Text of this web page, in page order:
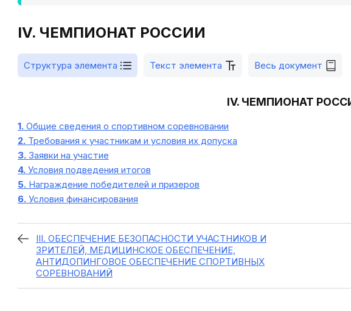
IV. ЧЕМПИОНАТ РОССИИ
Структура элемента Текст элемента Весь документ
IV. ЧЕМПИОНАТ
1. Общие сведения о спортивном соревновании
2. Требования к участникам и условия их допуска
3. Заявки на участие
4. Условия подведения итогов
5. Награждение победителей и призеров
6. Условия финансирования
III. ОБЕСПЕЧЕНИЕ БЕЗОПАСНОСТИ УЧАСТНИКОВ И
ЗРИТЕЛЕЙ, МЕДИЦИНСКОЕ ОБЕСПЕЧЕНИЕ,
АНТИДОПИНГОВОЕ ОБЕСПЕЧЕНИЕ СПОРТИВНЫХ
СОРЕВНОВАНИЙ